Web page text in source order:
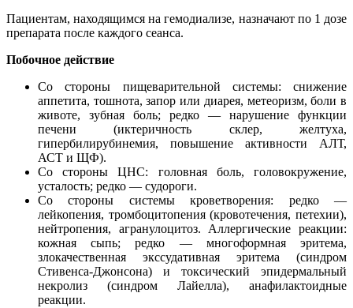
Пациентам, находящимся на гемодиализе, назначают по 1 дозе
препарата после каждого сеанса.
Побочное действие
Со стороны пищеварительной системы: снижение
аппетита, тошнота, запор или диарея, метеоризм, боли в
животе, зубная боль; редко — нарушение функции
печени (иктеричность склер, желтуха,
гипербилирубинемия, повышение активности АЛТ,
АСТ и ЩФ).
Со стороны ЦНС: головная боль, головокружение,
усталость; редко — судороги.
Со стороны системы кроветворения: редко —
лейкопения, тромбоцитопения (кровотечения, петехии),
нейтропения, агранулоцитоз. Аллергические реакции:
кожная сыпь; редко — многоформная эритема,
злокачественная экссудативная эритема (синдром
Стивенса-Джонсона) и токсический эпидермальный
некролиз (синдром Лайелла), анафилактоидные
реакции.